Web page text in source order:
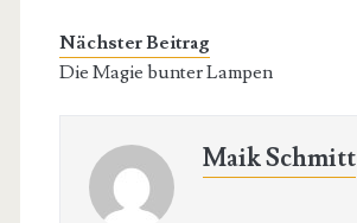
Nächster Beitrag
Die Magie bunter Lampen
Maik Schmitt